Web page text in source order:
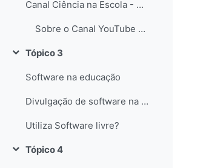
Canal Ciência na Escola - YouTube
Sobre o Canal YouTube Ciência na Escola
Contrair
Tópico 3
Software na educação
Divulgação de software na educação
Utiliza Software livre?
Contrair
Tópico 4